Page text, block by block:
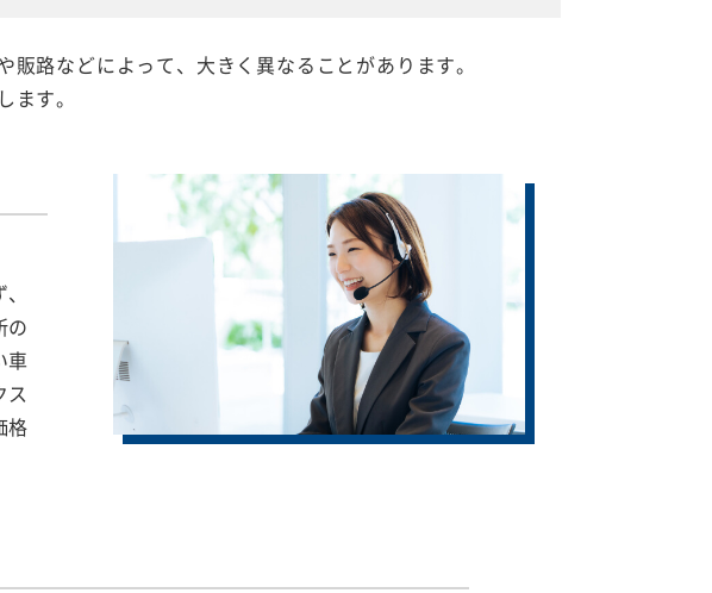
路などによって、大きく異なることがあります。
す。
の
車
ス
格